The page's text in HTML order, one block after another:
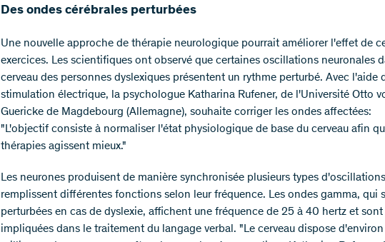
Des ondes cérébrales perturbées
Une nouvelle approche de thérapie neurologique pourrait améliorer l'effet de
exercices. Les scientifiques ont observé que certaines oscillations neuronales
cerveau des personnes dyslexiques présentent un rythme perturbé. Avec l'aide
stimulation électrique, la psychologue Katharina Rufener, de l'Université Otto
Guericke de Magdebourg (Allemagne), souhaite corriger les ondes affectées:
"L'objectif consiste à normaliser l'état physiologique de base du cerveau afin
thérapies agissent mieux."
Les neurones produisent de manière synchronisée plusieurs types
remplissent différentes fonctions selon leur fréquence. Les ondes gamma, qui
perturbées en cas de dyslexie, affichent une fréquence de 25 à 40 hertz et sont
impliquées dans le traitement du langage verbal. "Le cerveau dispose